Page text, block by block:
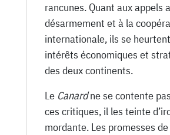
rancunes. Quant aux appels
désarmement et à la
internationale, ils se
intérêts économiques et
des deux continents.
Le Canardne se contente
ces critiques, il les teinte
mordante. Les promesses